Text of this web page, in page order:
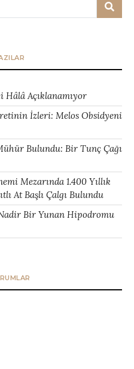
Hâlâ Açıklanamıyor
İzleri: Melos Obsidyeni
Bulundu: Bir Tunç Çağı
Mezarında 1.400 Yıllık
At Başlı Çalgı Bulundu
Bir Yunan Hipodromu